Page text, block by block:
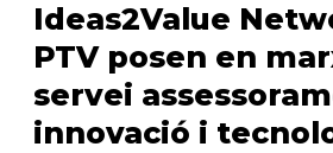
Ideas2Value
PTV posen en
servei
innovació i